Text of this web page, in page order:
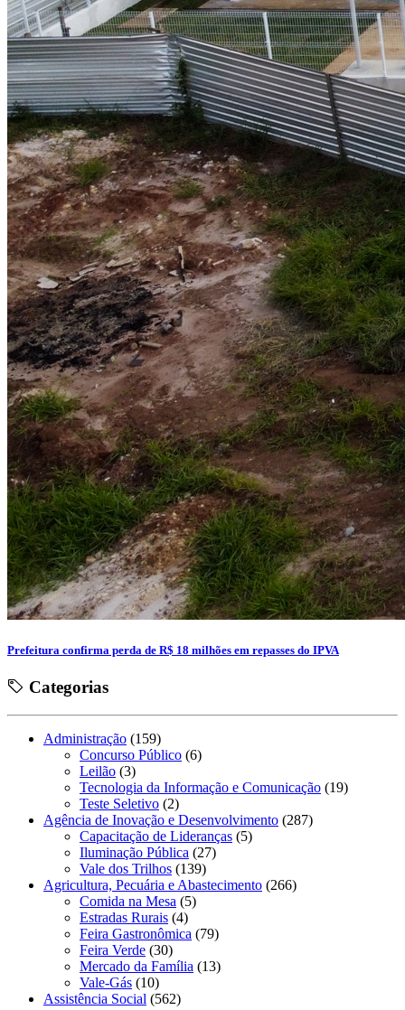
Prefeitura confirma perda de R$ 18 milhões em repasses do IPVA
Categorias
Administração (159)
Concurso Público (6)
Leilão (3)
Tecnologia da Informação e Comunicação (19)
Teste Seletivo (2)
Agência de Inovação e Desenvolvimento (287)
Capacitação de Lideranças (5)
Iluminação Pública (27)
Vale dos Trilhos (139)
Agricultura, Pecuária e Abastecimento (266)
Comida na Mesa (5)
Estradas Rurais (4)
Feira Gastronômica (79)
Feira Verde (30)
Mercado da Família (13)
Vale-Gás (10)
Assistência Social (562)